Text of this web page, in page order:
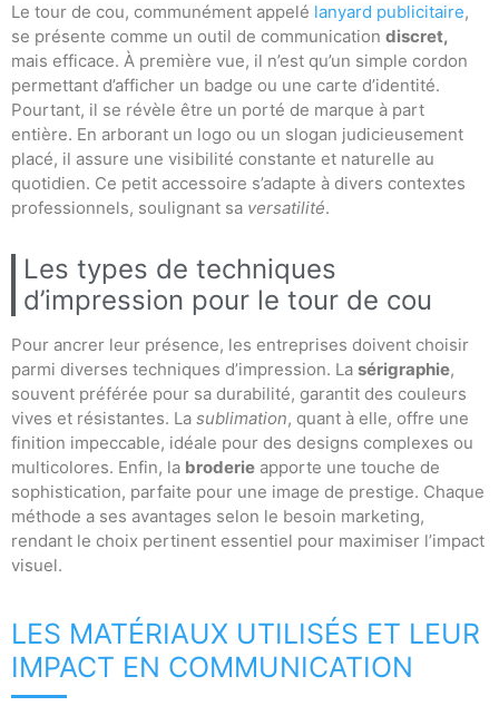
Le tour de cou, communément appelé lanyard publicitaire,
se présente comme un outil de communication discret,
mais efficace. À première vue, il n’est qu’un simple cordon
permettant d’afficher un badge ou une carte d’identité.
Pourtant, il se révèle être un porté de marque à part
entière. En arborant un logo ou un slogan judicieusement
placé, il assure une visibilité constante et naturelle au
quotidien. Ce petit accessoire s’adapte à divers contextes
professionnels, soulignant sa versatilité.
Les types de techniques
d’impression pour le tour de cou
Pour ancrer leur présence, les entreprises doivent choisir
parmi diverses techniques d’impression. La sérigraphie,
souvent préférée pour sa durabilité, garantit des couleurs
vives et résistantes. La sublimation, quant à elle, offre une
finition impeccable, idéale pour des designs complexes ou
multicolores. Enfin, la broderie apporte une touche de
sophistication, parfaite pour une image de prestige. Chaque
méthode a ses avantages selon le besoin marketing,
rendant le choix pertinent essentiel pour maximiser l’impact
visuel.
LES MATÉRIAUX UTILISÉS ET LEUR
IMPACT EN COMMUNICATION